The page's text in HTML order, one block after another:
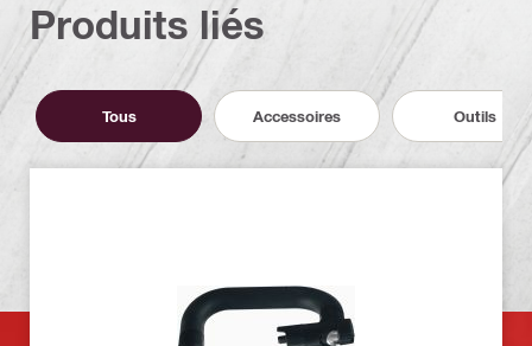
Produits liés
Tous Accessoires Outils